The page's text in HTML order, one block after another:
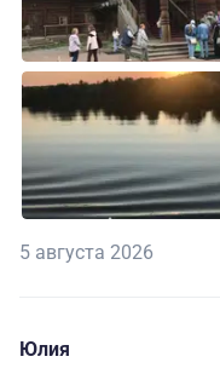
5 августа 2026
Юлия